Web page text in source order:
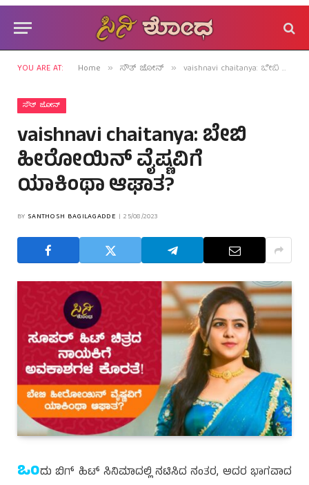
YOU ARE AT: Home » ಸೌತ್ ಜೋನ್ » vaishnavi chaitanya: ಬೇಬಿ ಹೀರೋಯಿನ್ ವೈಷ್ಣವಿಗೆ ಯಾಕಿಂಥಾ ಆಘಾತ?
ಸೌತ್ ಜೋನ್
vaishnavi chaitanya: ಬೇಬಿ
ಹೀರೋಯಿನ್ ವೈಷ್ಣವಿಗೆ
ಯಾಕಿಂಥಾ ಆಘಾತ?
BY SANTHOSH BAGILAGADDE 25/08/2023
ಒಂದು ಬಿಗ್ ಹಿಟ್ ಸಿನಿಮಾದಲ್ಲಿ ನಟಿಸಿದ ನಂತರ, ಅದರ ಭಾಗವಾದ